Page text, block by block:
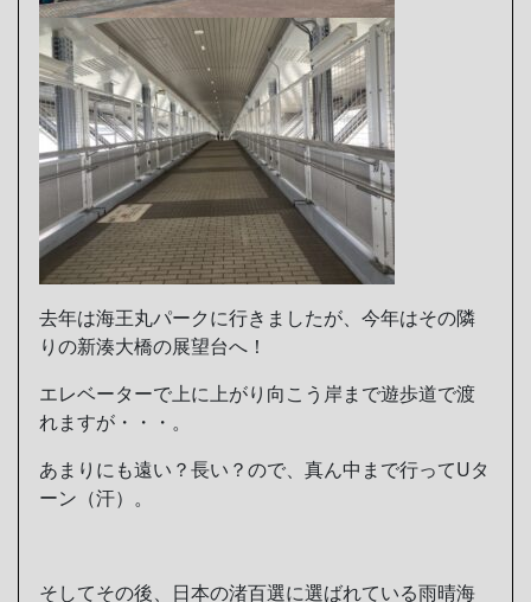
去年は海王丸パークに行きましたが、今年はその隣
りの新湊大橋の展望台へ！
エレベーターで上に上がり向こう岸まで遊歩道で渡
れますが・・・。
あまりにも遠い？長い？ので、真ん中まで行ってUタ
ーン（汗）。
そしてその後、日本の渚百選に選ばれている雨晴海